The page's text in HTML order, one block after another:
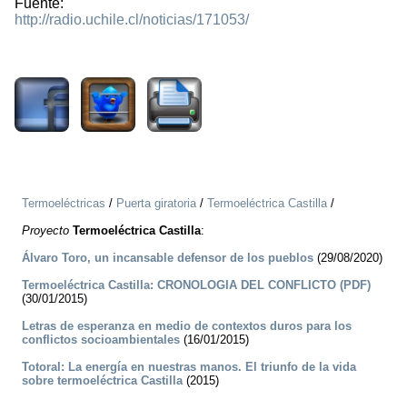
Fuente:
http://radio.uchile.cl/noticias/171053/
Termoeléctricas / Puerta giratoria/ Termoeléctrica Castilla/
Proyecto Termoeléctrica Castilla:
Álvaro Toro, un incansable defensor de los pueblos (29/08/2020)
Termoeléctrica Castilla: CRONOLOGIA DEL CONFLICTO (PDF)
(30/01/2015)
Letras de esperanza en medio de contextos duros para los
conflictos socioambientales (16/01/2015)
Totoral: La energía en nuestras manos. El triunfo de la vida
sobre termoeléctrica Castilla(2015)